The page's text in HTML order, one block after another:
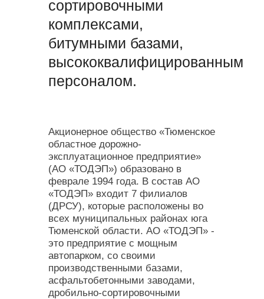
сортировочными
комплексами,
битумными базами,
высококвалифицированным
персоналом.
Акционерное общество «Тюменское
областное дорожно-
эксплуатационное предприятие»
(АО «ТОДЭП») образовано в
феврале 1994 года. В состав АО
«ТОДЭП» входит 7 филиалов
(ДРСУ), которые расположены во
всех муниципальных районах юга
Тюменской области. АО «ТОДЭП» -
это предприятие с мощным
автопарком, со своими
производственными базами,
асфальтобетонными заводами,
дробильно-сортировочными